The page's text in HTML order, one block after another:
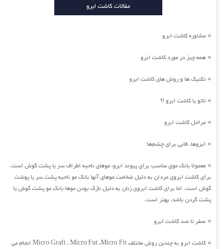
مقالات کاشت ابرو
» مشاوره کاشت ابرو
» همه چیز در مورد کاشت ابرو
» تکنیک ها و روش های کاشت ابرو
» تاتو یا کاشت ابرو !؟
» مراحل کاشت ابرو
» ابروها، قابی برای چشم‌ها
» معمولا بانک موی مناسب برای پیوند ابرو، موهای ناحیه اطراف سر یا پشت گوش است.
برای کاشت ابروی مردان به دلیل ضخامت موهای آنها بانک مو ناحیه پشت سر یا پوشت
گوش است. اما برای کاشت ابروی زنان به دلیل نازک بودن موها بانک مو پشت گوش یا
پشت گردن باشد، بهتر است.
» صفر تا صد کاشت ابرو
»
کاشت ابرو به چندین روش مختلف Micro Graft ، Micro Fut ،Micro Fit انجام می